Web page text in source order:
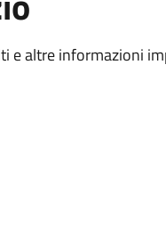
e altre informazioni